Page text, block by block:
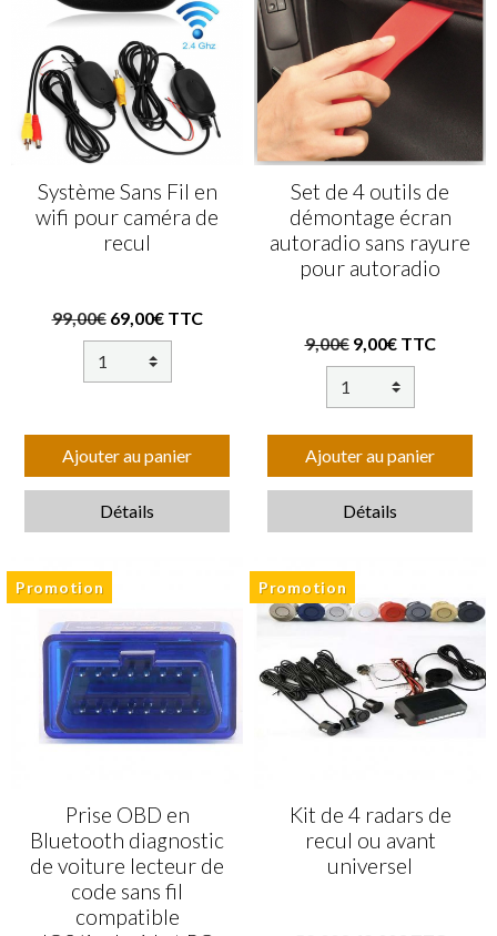
Système Sans Fil en
wifi pour caméra de
recul
99,00€ 69,00€ TTC
Ajouter au panier
Détails
Set de 4 outils de
démontage écran
autoradio sans rayure
pour autoradio
9,00€ 9,00€ TTC
Ajouter au panier
Détails
Promotion
Prise OBD en
Bluetooth diagnostic
de voiture lecteur de
code sans fil
compatible
Promotion
Kit de 4 radars de
recul ou avant
universel